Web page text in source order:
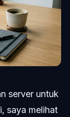
server untuk
saya melihat